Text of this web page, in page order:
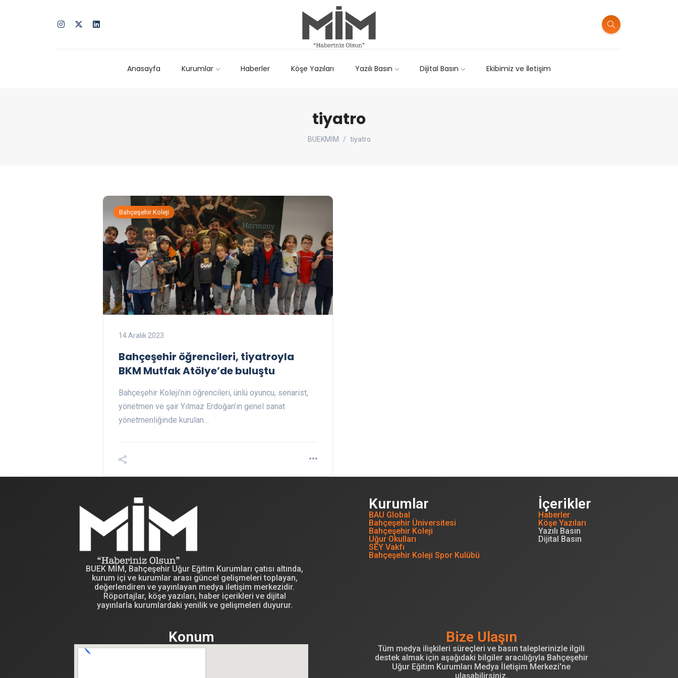
Anasayfa Kurumlar Haberler Köşe Yazıları Yazılı Basın Dijital Basın Ekibimiz ve İletişim
tiyatro
BUEKMİM tiyatro
Bahçeşehir Koleji
14 Aralık 2023
Bahçeşehir öğrencileri, tiyatroyla
BKM Mutfak Atölye’de buluştu
Bahçeşehir Koleji’nin öğrencileri, ünlü oyuncu, senarist,
yönetmen ve şair Yılmaz Erdoğan’ın genel sanat
yönetmenliğinde kurulan…
BUEK MİM, Bahçeşehir Uğur Eğitim Kurumları çatısı altında,
kurum içi ve kurumlar arası güncel gelişmeleri toplayan,
değerlendiren ve yayınlayan medya iletişim merkezidir.
Röportajlar, köşe yazıları, haber içerikleri ve dijital
yayınlarla kurumlardaki yenilik ve gelişmeleri duyurur.
Kurumlar
BAU Global
Bahçeşehir Üniversitesi
Bahçeşehir Koleji
Uğur Okulları
SEY Vakfı
Bahçeşehir Koleji Spor Kulübü
İçerikler
Haberler
Köşe Yazıları
Yazılı Basın
Dijital Basın
Konum Bize Ulaşın
Tüm medya ilişkileri süreçleri ve basın taleplerinizle ilgili
destek almak için aşağıdaki bilgiler aracılığıyla Bahçeşehir
Uğur Eğitim Kurumları Medya İletişim Merkezi'ne
ulaşabilirsiniz.